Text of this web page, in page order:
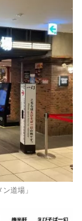
道場」